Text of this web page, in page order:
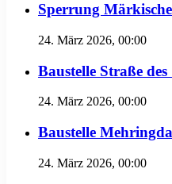
Sperrung
24. März 2026, 00:00
Baustelle Straße
24. März 2026, 00:00
Baustelle
24. März 2026, 00:00